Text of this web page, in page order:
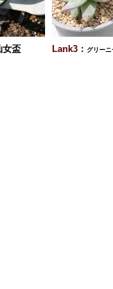
女盃 Lank3： グリー